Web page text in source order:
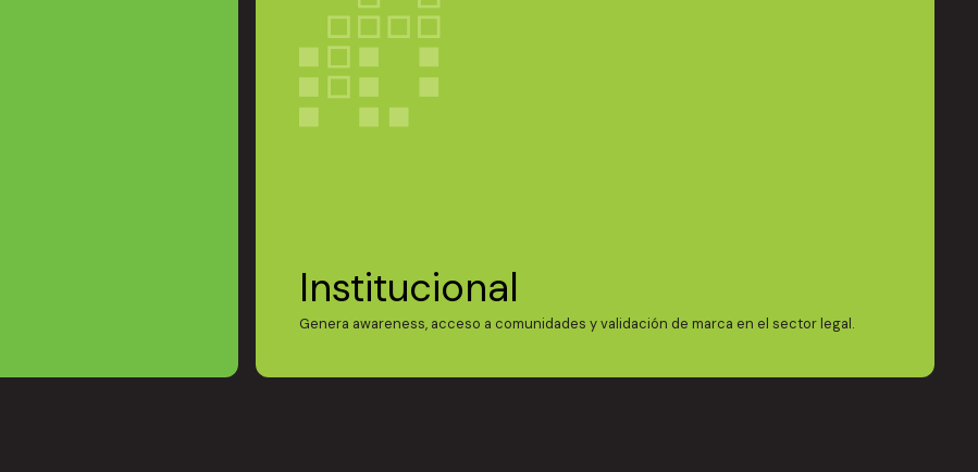
Institucional
Genera awareness, acceso a comunidades y validación de marca en el sector legal.